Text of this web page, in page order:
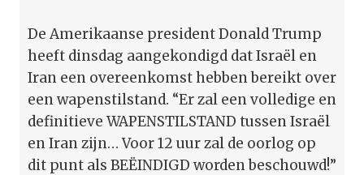
De Amerikaanse president Donald Trump
heeft dinsdag aangekondigd dat Israël en
Iran een overeenkomst hebben bereikt over
een wapenstilstand. “Er zal een volledige en
definitieve WAPENSTILSTAND tussen Israël
en Iran zijn… Voor 12 uur zal de oorlog op
dit punt als BEËINDIGD worden beschouwd!”